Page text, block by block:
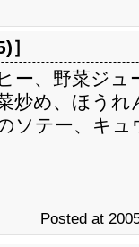
］
ー、野菜ジュ
炒め、ほう
ソテー、キ
Posted at